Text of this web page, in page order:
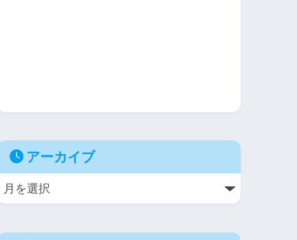
アーカイブ